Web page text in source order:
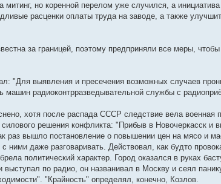
но коренной перелом уже случился, а
расценки оплаты труда на заводе, а также
за границей, поэтому предприняли все меры,
"Для выявления и пресечения возможных случаев
радиоконтрразведывательной службы с
хотя после распада СССР следствие вела военная
решения конфликта: "Прибыв в Новочеркасск и
раз вышло постановление о повышении цен на мясо и
ними даже разговаривать. Действовал, как будто
политический характер. Город оказался в руках
по радио, он названивал в Москву и сеял
"Крайность" определял, конечно, Козлов.